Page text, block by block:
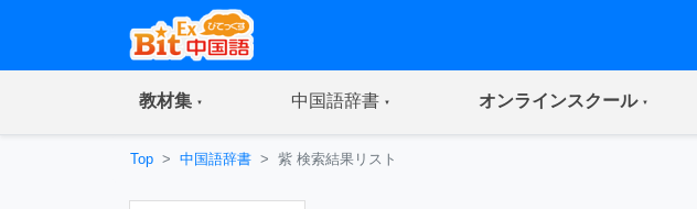
教材集(current) 中国語辞書(current) オンラインスクール(current)
Top 中国語辞書 紫 検索結果リスト